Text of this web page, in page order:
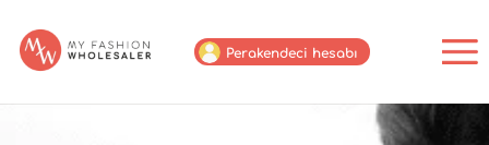
Perakendeci hesabı